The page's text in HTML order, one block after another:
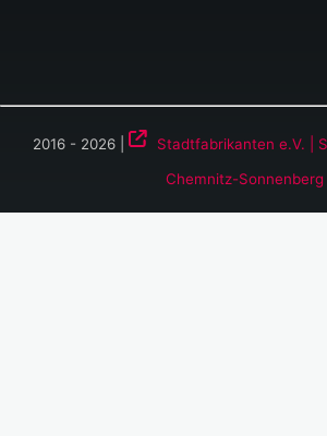
2016 - 2026 | Stadtfabrikanten e.V. |
Chemnitz-Sonnenberg